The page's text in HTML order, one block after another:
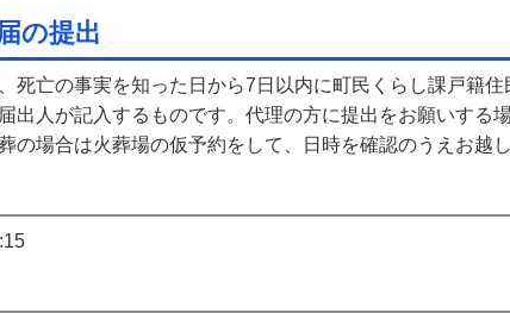
の提出
死亡の事実を知った日から7日以内に町民くらし課戸籍住
出人が記入するものです。代理の方に提出をお願いする
の場合は火葬場の仮予約をして、日時を確認のうえお越